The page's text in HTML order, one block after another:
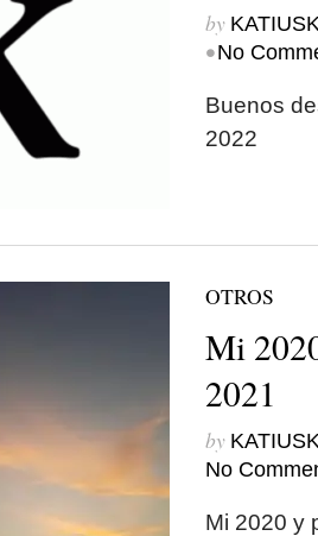
by
•No
Buenos
2022
OTROS
Mi
2021
by
No
Mi 2020 y